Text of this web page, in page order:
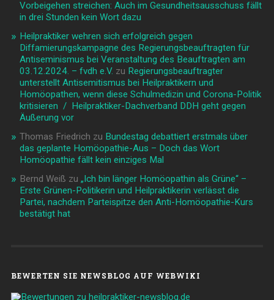
Vorbeigehen streichen: Auch im Gesundheitsausschuss fällt
in drei Stunden kein Wort dazu
Heilpraktiker wehren sich erfolgreich gegen
Diffamierungskampagne des Regierungsbeauftragten für
Antiseminismus bei Veranstaltung des Beauftragten am
03.12.2024. – fvdh e.V. zu Regierungsbeauftragter
unterstellt Antisemitismus bei Heilpraktikern und
Homöopathen, wenn diese Schulmedizin und Corona-Politik
kritisieren / Heilpraktiker-Dachverband DDH geht gegen
Äußerung vor
Thomas Friedrich zu Bundestag debattiert erstmals über
das geplante Homöopathie-Aus – Doch das Wort
Homöopathie fällt kein einziges Mal
Bernd Weiß zu „Ich bin länger Homöopathin als Grüne“ –
Erste Grünen-Politikerin und Heilpraktikerin verlässt die
Partei, nachdem Parteispitze den Anti-Homöopathie-Kurs
bestätigt hat
BEWERTEN SIE NEWSBLOG AUF WEBWIKI